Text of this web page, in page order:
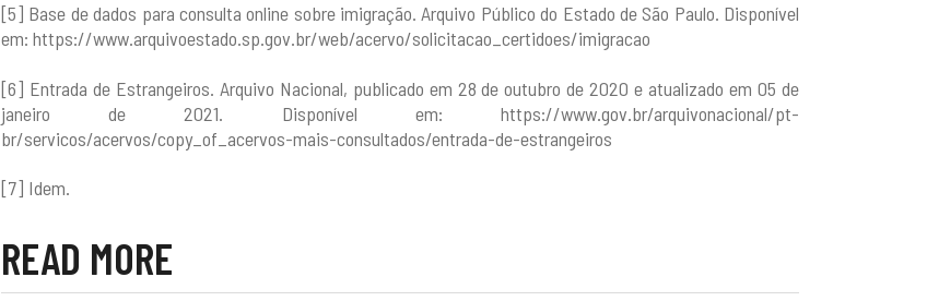
[5] Base de dados para consulta online sobre imigração. Arquivo Público do Estado de São Paulo. Disponível
em: https://www.arquivoestado.sp.gov.br/web/acervo/solicitacao_certidoes/imigracao
[6] Entrada de Estrangeiros. Arquivo Nacional, publicado em 28 de outubro de 2020 e atualizado em 05 de
janeiro de 2021. Disponível em: https://www.gov.br/arquivonacional/pt-
br/servicos/acervos/copy_of_acervos-mais-consultados/entrada-de-estrangeiros
[7] Idem.
READ MORE